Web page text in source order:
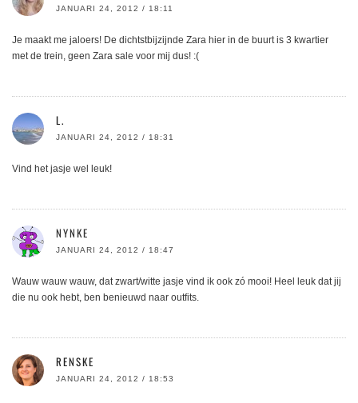
JANUARI 24, 2012 / 18:11
Je maakt me jaloers! De dichtstbijzijnde Zara hier in de buurt is 3 kwartier
met de trein, geen Zara sale voor mij dus! :(
L.
JANUARI 24, 2012 / 18:31
Vind het jasje wel leuk!
NYNKE
JANUARI 24, 2012 / 18:47
Wauw wauw wauw, dat zwart/witte jasje vind ik ook zó mooi! Heel leuk dat jij
die nu ook hebt, ben benieuwd naar outfits.
RENSKE
JANUARI 24, 2012 / 18:53